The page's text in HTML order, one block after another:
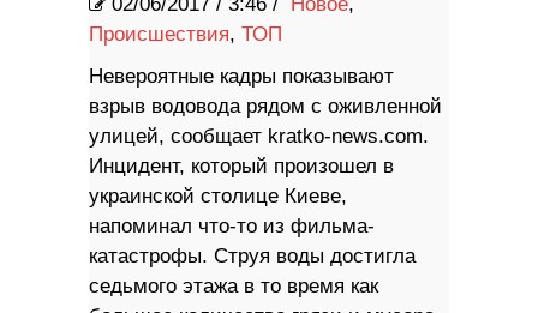
Происшествия, ТОП
Невероятные кадры показывают
взрыв водовода рядом с оживленной
улицей, сообщает kratko-news.com.
Инцидент, который произошел в
украинской столице Киеве,
напоминал что-то из фильма-
катастрофы. Струя воды достигла
седьмого этажа в то время как